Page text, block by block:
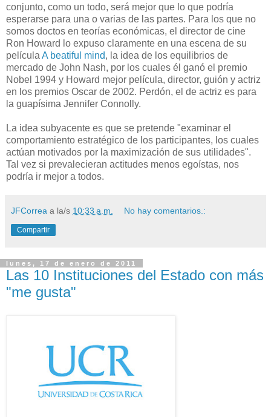
conjunto, como un todo, será mejor que lo que podría
esperarse para una o varias de las partes. Para los que no
somos doctos en teorías económicas, el director de cine
Ron Howard lo expuso claramente en una escena de su
película A beatiful mind, la idea de los equilibrios de
mercado de John Nash, por los cuales él ganó el premio
Nobel 1994 y Howard mejor película, director, guión y actriz
en los premios Oscar de 2002. Perdón, el de actriz es para
la guapísima Jennifer Connolly.
La idea subyacente es que se pretende "examinar el
comportamiento estratégico de los participantes, los cuales
actúan motivados por la maximización de sus utilidades".
Tal vez si prevalecieran actitudes menos egoístas, nos
podría ir mejor a todos.
JFCorrea a la/s 10:33 a.m. No hay comentarios.:
Compartir
lunes, 17 de enero de 2011
Las 10 Instituciones del Estado con más
"me gusta"